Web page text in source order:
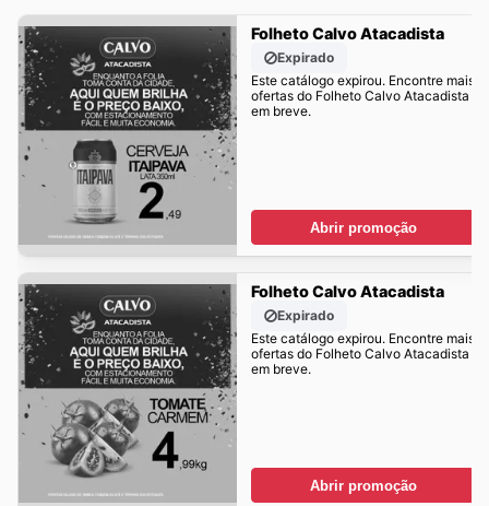
Folheto Calvo Atacadista
Expirado
Este catálogo expirou. Encontre mais
ofertas do Folheto Calvo Atacadista
em breve.
Abrir promoção
Folheto Calvo Atacadista
Expirado
Este catálogo expirou. Encontre mais
ofertas do Folheto Calvo Atacadista
em breve.
Abrir promoção